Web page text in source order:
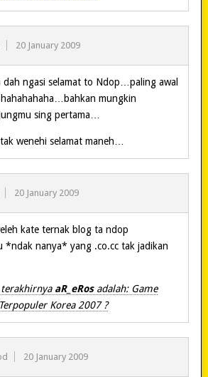
20 January 2009
dah ngasi selamat to Ndop…paling awal
mungkin
sing pertama…
wenehi selamat maneh…
20 January 2009
kate ternak blog ta ndop
*ndak nanya* yang .co.cc tak jadikan
aR_eRos adalah: Game
Korea 2007 ?
20 January 2009